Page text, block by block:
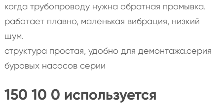
когда трубопроводу нужна обратная промывка.
работает плавно, маленькая вибрация, низкий
шум.
структура простая, удобно для демонтажа.серия
буровых насосов серии
150 10 0 используется